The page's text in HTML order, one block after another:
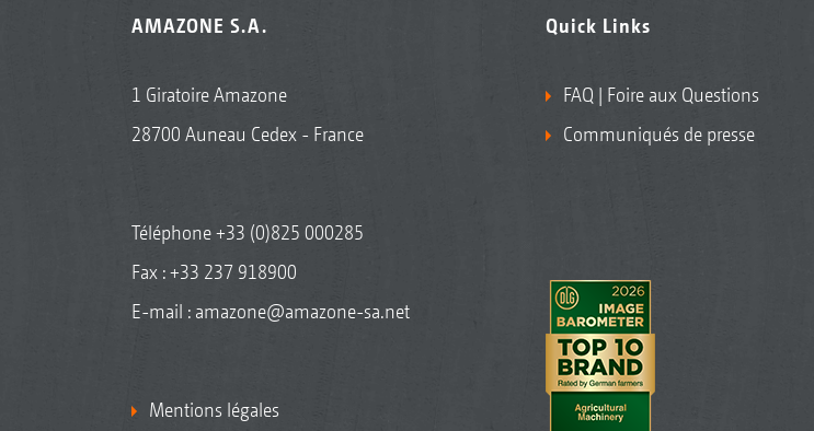
AMAZONE S.A.
1 Giratoire Amazone
28700 Auneau Cedex - France
Téléphone+33 (0)825 000285
Fax : +33 237 918900
E-mail : amazone@amazone-sa.net
Mentions légales
Quick Links
FAQ | Foire aux Questions
Communiqués de presse